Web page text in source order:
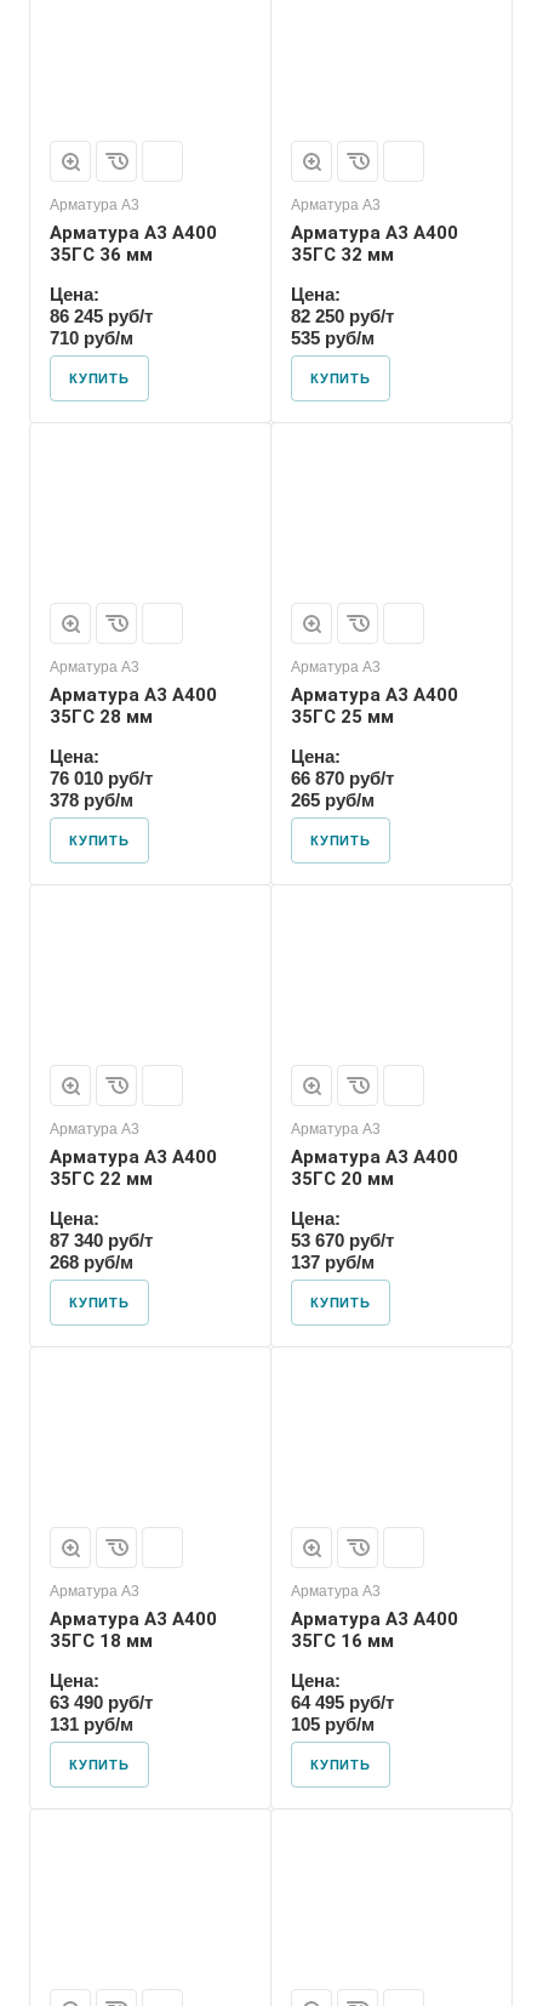
Арматура А3
Арматура А3 А400
35ГС 36 мм
Цена:
86 245 руб/т
710 руб/м
КУПИТЬ
Арматура А3
Арматура А3 А400
35ГС 32 мм
Цена:
82 250 руб/т
535 руб/м
КУПИТЬ
Арматура А3
Арматура А3 А400
35ГС 28 мм
Цена:
76 010 руб/т
378 руб/м
КУПИТЬ
Арматура А3
Арматура А3 А400
35ГС 25 мм
Цена:
66 870 руб/т
265 руб/м
КУПИТЬ
Арматура А3
Арматура А3 А400
35ГС 22 мм
Цена:
87 340 руб/т
268 руб/м
КУПИТЬ
Арматура А3
Арматура А3 А400
35ГС 20 мм
Цена:
53 670 руб/т
137 руб/м
КУПИТЬ
Арматура А3
Арматура А3 А400
35ГС 18 мм
Цена:
63 490 руб/т
131 руб/м
КУПИТЬ
Арматура А3
Арматура А3 А400
35ГС 16 мм
Цена:
64 495 руб/т
105 руб/м
КУПИТЬ